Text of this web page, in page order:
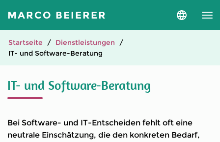
MARCO BEIERER
Sprache
Startseite
Dienstleistungen
IT- und Software-Beratung
IT- und Software-Beratung
Bei Software- und IT-Entscheiden fehlt oft eine
neutrale Einschätzung, die den konkreten Bedarf,